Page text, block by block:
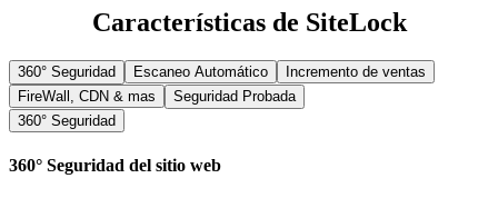
Características de SiteLock
360° Seguridad Escaneo Automático
Incremento de ventas
FireWall, CDN & mas
Seguridad Probada
360° Seguridad
360° Seguridad del sitio web